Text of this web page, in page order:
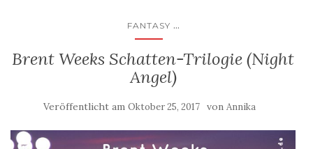
FANTASY ...
Brent Weeks Schatten-Trilogie (Night
Angel)
Veröffentlicht am Oktober 25, 2017 von Annika